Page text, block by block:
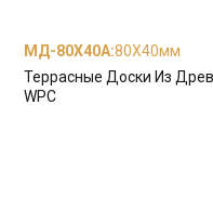
МД-80Х40А:80X40мм
Террасные Доски Из
WPC